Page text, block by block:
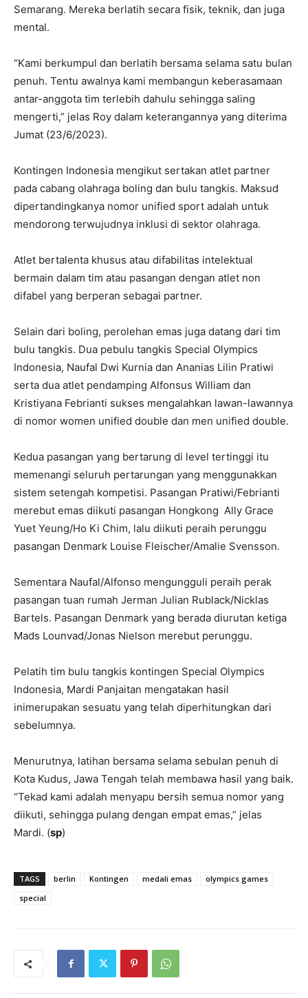
Semarang. Mereka berlatih secara fisik, teknik, dan juga
mental.
“Kami berkumpul dan berlatih bersama selama satu bulan
penuh. Tentu awalnya kami membangun keberasamaan
antar-anggota tim terlebih dahulu sehingga saling
mengerti,” jelas Roy dalam keterangannya yang diterima
Jumat (23/6/2023).
Kontingen Indonesia mengikut sertakan atlet partner
pada cabang olahraga boling dan bulu tangkis. Maksud
dipertandingkanya nomor unified sport adalah untuk
mendorong terwujudnya inklusi di sektor olahraga.
Atlet bertalenta khusus atau difabilitas intelektual
bermain dalam tim atau pasangan dengan atlet non
difabel yang berperan sebagai partner.
Selain dari boling, perolehan emas juga datang dari tim
bulu tangkis. Dua pebulu tangkis Special Olympics
Indonesia, Naufal Dwi Kurnia dan Ananias Lilin Pratiwi
serta dua atlet pendamping Alfonsus William dan
Kristiyana Febrianti sukses mengalahkan lawan-lawannya
di nomor women unified double dan men unified double.
Kedua pasangan yang bertarung di level tertinggi itu
memenangi seluruh pertarungan yang menggunakkan
sistem setengah kompetisi. Pasangan Pratiwi/Febrianti
merebut emas diikuti pasangan Hongkong Ally Grace
Yuet Yeung/Ho Ki Chim, lalu diikuti peraih perunggu
pasangan Denmark Louise Fleischer/Amalie Svensson.
Sementara Naufal/Alfonso mengungguli peraih perak
pasangan tuan rumah Jerman Julian Rublack/Nicklas
Bartels. Pasangan Denmark yang berada diurutan ketiga
Mads Lounvad/Jonas Nielson merebut perunggu.
Pelatih tim bulu tangkis kontingen Special Olympics
Indonesia, Mardi Panjaitan mengatakan hasil
inimerupakan sesuatu yang telah diperhitungkan dari
sebelumnya.
Menurutnya, latihan bersama selama sebulan penuh di
Kota Kudus, Jawa Tengah telah membawa hasil yang baik.
“Tekad kami adalah menyapu bersih semua nomor yang
diikuti, sehingga pulang dengan empat emas,” jelas
Mardi. (sp)
TAGS berlin Kontingen medali emas
olympics games
special